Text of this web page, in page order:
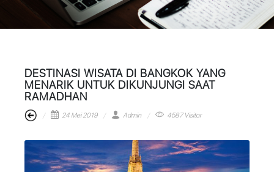
DESTINASI WISATA DI BANGKOK YANG
MENARIK UNTUK DIKUNJUNGI SAAT
RAMADHAN
24 Mei 2019 Admin 4587 Visitor